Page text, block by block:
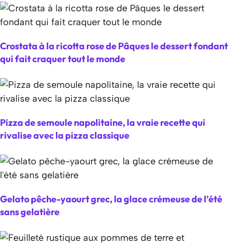
Crostata à la ricotta rose de Pâques le dessert fondant
qui fait craquer tout le monde
Pizza de semoule napolitaine, la vraie recette qui
rivalise avec la pizza classique
Gelato pêche-yaourt grec, la glace crémeuse de l’été
sans gelatière